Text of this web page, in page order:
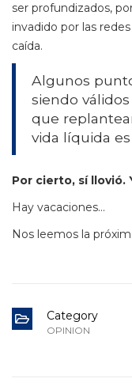
ser profundizados,
invadido por las
caída.
Algunos
siendo
que
vida líquida
Por cierto, sí llovió.
Hay vacaciones…
Nos leemos la
Category
OPINION